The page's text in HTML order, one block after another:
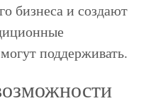
бизнеса и создают
поддерживать.